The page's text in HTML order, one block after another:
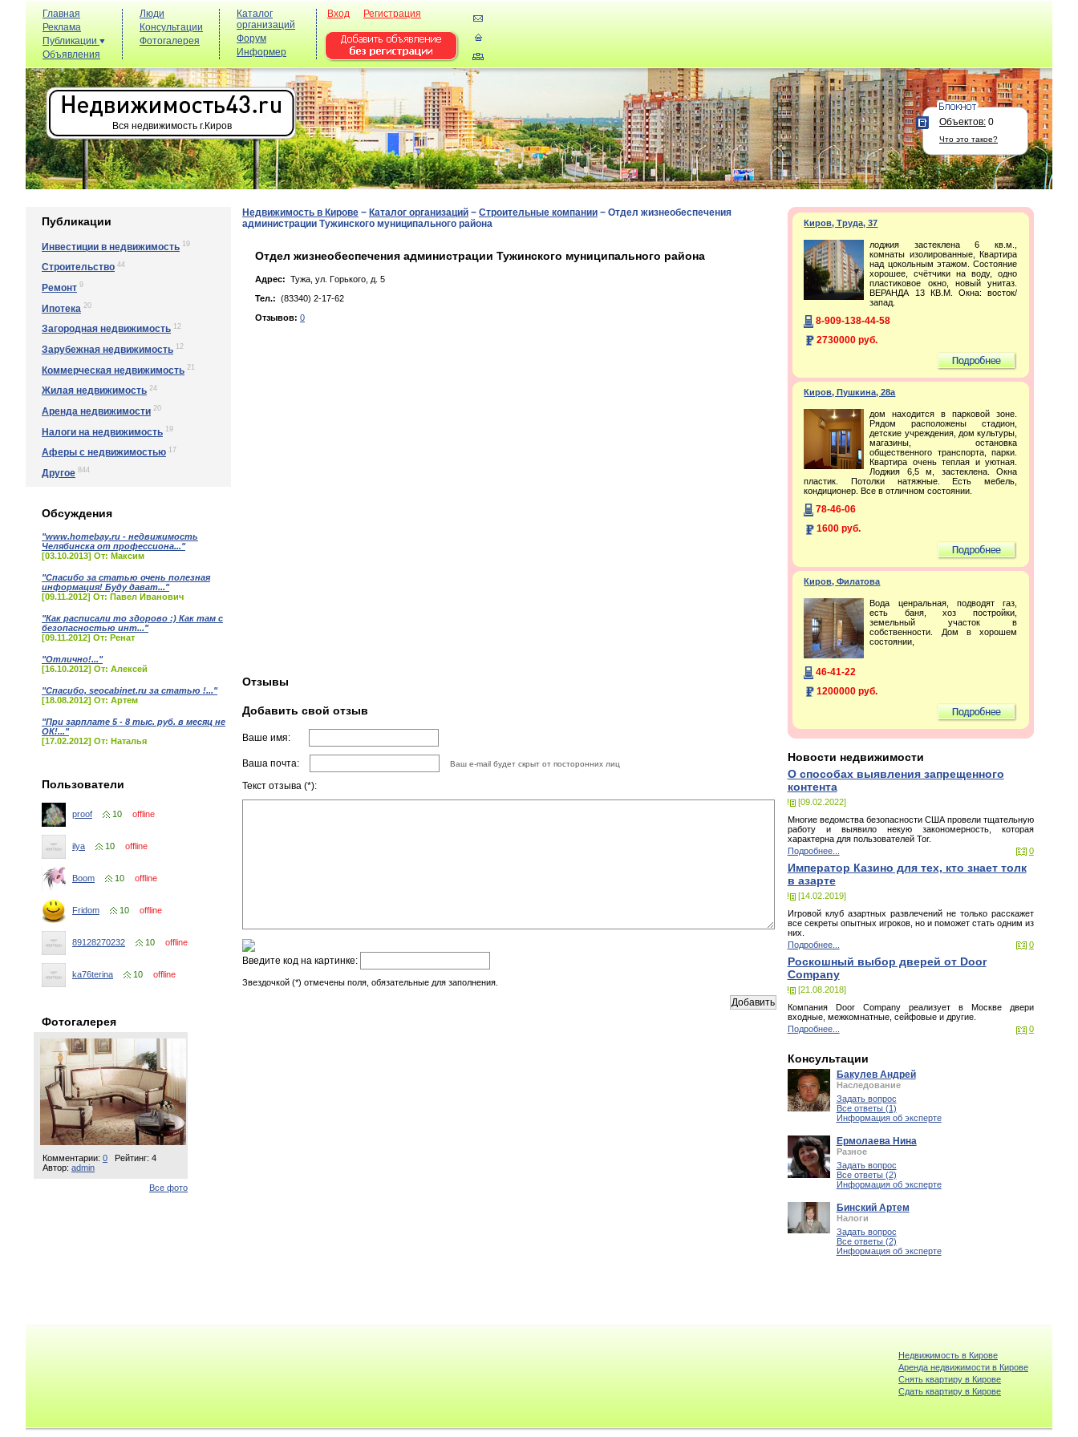
Главная
Реклама
Публикации
Объявления
Люди
Консультации
Фотогалерея
Каталог
организаций
Форум
Информер
Вход Регистрация
Вся недвижимость г.Киров Объектов: 0
Что это такое?
Публикации
Инвестиции в недвижимость 19
Строительство 44
Ремонт 9
Ипотека 20
Загородная недвижимость 12
Зарубежная недвижимость 12
Коммерческая недвижимость 21
Жилая недвижимость 24
Аренда недвижимости 20
Налоги на недвижимость 19
Аферы с недвижимостью 17
Другое 844
Обсуждения
"www.homebay.ru - недвижимость
Челябинска от профессиона..."
[03.10.2013] От: Максим
"Спасибо за статью очень полезная
информация! Буду дават..."
[09.11.2012] От: Павел Иванович
"Как расписали то здорово :) Как там с
безопасностью инт..."
[09.11.2012] От: Ренат
"Отлично!..."
[16.10.2012] От: Алексей
"Спасибо, seocabinet.ru за статью !..."
[18.08.2012] От: Артем
"При зарплате 5 - 8 тыс. руб. в месяц не
ОК!..."
[17.02.2012] От: Наталья
Пользователи
proof 10 offline
ilya 10 offline
Boom 10 offline
Fridom 10 offline
89128270232 10 offline
ka76terina 10 offline
Фотогалерея
Комментарии: 0
Рейтинг: 4
Автор: admin
Все фото
Недвижимость в Кирове − Каталог организаций − Строительные компании − Отдел жизнеобеспечения
администрации Тужинского муниципального района
Отдел жизнеобеспечения администрации Тужинского муниципального района
Адрес: Тужа, yл. Гoрькoгo, д. 5
Тел.: (83340) 2-17-62
Отзывов: 0
Отзывы
Добавить свой отзыв
Ваше имя:
Ваша почта: Ваш e-mail будет скрыт от посторонних лиц
Текст отзыва (*):
Введите код на картинке:
Звездочкой (*) отмечены поля, обязательные для заполнения.
Киров, Труда, 37
лоджия застеклена 6 кв.м.,
комнаты изолированные, Квартира
над цокольным этажом. Состояние
хорошее, счётчики на воду, одно
пластиковое окно, новый унитаз.
ВЕРАНДА 13 КВ.М. Окна: восток/
запад.
8-909-138-44-58
2730000 руб.
Киров, Пушкина, 28а
дом находится в парковой зоне.
Рядом расположены стадион,
детские учреждения, дом культуры,
магазины, остановка
общественного транспорта, парки.
Квартира очень теплая и уютная.
Лоджия 6,5 м, застеклена. Окна
пластик. Потолки натяжные. Есть мебель,
кондиционер. Все в отличном состоянии.
78-46-06
1600 руб.
Киров, Филатова
Вода ценральная, подводят газ,
есть баня, хоз постройки,
земельный участок в
собственности. Дом в хорошем
состоянии,
46-41-22
1200000 руб.
Новости недвижимости
О способах выявления запрещенного
контента
[09.02.2022]
Многие ведомства безопасности США провели тщательную
работу и выявило некую закономерность, которая
характерна для пользователей Tor.
Подробнее...
0
Император Казино для тех, кто знает толк
в азарте
[14.02.2019]
Игровой клуб азартных развлечений не только расскажет
все секреты опытных игроков, но и поможет стать одним из
них.
Подробнее...
0
Роскошный выбор дверей от Door
Company
[21.08.2018]
Компания Door Company реализует в Москве двери
входные, межкомнатные, сейфовые и другие.
Подробнее...
0
Консультации
Бакулев Андрей
Наследование
Задать вопрос
Все ответы (1)
Информация об эксперте
Ермолаева Нина
Разное
Задать вопрос
Все ответы (2)
Информация об эксперте
Бинский Артем
Налоги
Задать вопрос
Все ответы (2)
Информация об эксперте
Недвижимость в Кирове
Аренда недвижимости в Кирове
Снять квартиру в Кирове
Cдать квартиру в Кирове